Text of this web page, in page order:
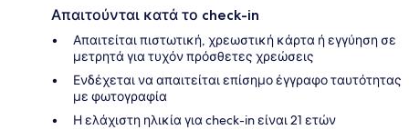
Απαιτούνται κατά το check-in
Απαιτείται πιστωτική, χρεωστική κάρτα ή εγγύηση σε
μετρητά για τυχόν πρόσθετες χρεώσεις
Ενδέχεται να απαιτείται επίσημο έγγραφο ταυτότητας
με φωτογραφία
Η ελάχιστη ηλικία για check-in είναι 21 ετών